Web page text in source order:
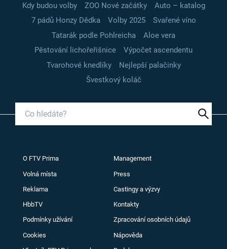
Kdy budou volby
ZOO Nové začátky
Auto – katalog
7 pádů Honzy Dědka
Volby 2025
Svařené víno
Tatarák podle Pohlreicha
Aloe vera
Pěstování lichořeřišnice
Výpočet ascendentu
Tvarohové knedlíky
Nejlepší palačinky
Švestkový koláč
O FTV Prima Management
Volná místa Press
Reklama Castingy a výzvy
HbbTV Kontakty
Podmínky užívání Zpracování osobních údajů
Cookies Nápověda